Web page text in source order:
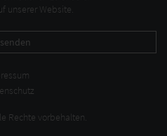
unserer Website.
Rechte vorbehalten.